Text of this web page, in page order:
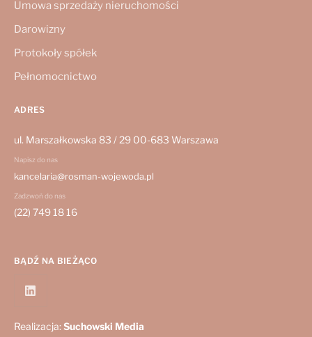
Umowa sprzedaży nieruchomości
Darowizny
Protokoły spółek
Pełnomocnictwo
ADRES
ul. Marszałkowska 83 / 29 00-683 Warszawa
Napisz do nas
kancelaria@rosman-wojewoda.pl
Zadzwoń do nas
(22) 749 18 16
BĄDŹ NA BIEŻĄCO
Realizacja: Suchowski Media